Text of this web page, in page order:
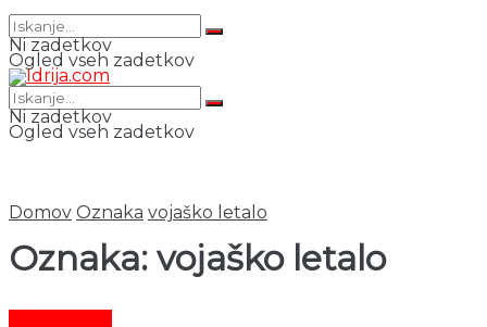
Ni zadetkov
Ogled vseh zadetkov
Ni zadetkov
Ogled vseh zadetkov
Domov Oznaka vojaško letalo
Oznaka: vojaško letalo